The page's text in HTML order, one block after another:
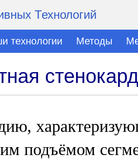
Технологий
технологии Методы
подъёмом